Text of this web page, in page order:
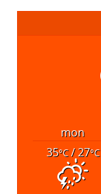
mon
35°C/ 27°C